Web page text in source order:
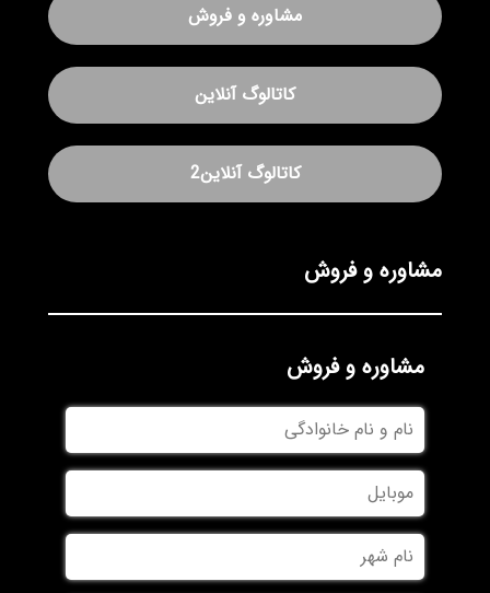
مشاوره و فروش
کاتالوگ آنلاین
کاتالوگ آنلاین2
مشاوره و فروش
مشاوره و فروش
نام
و
نام
خانوادگی
موبایل
نام
شهر